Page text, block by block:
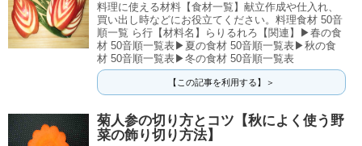
料理に使える材料【食材一覧】献立作成や仕入れ、
買い出し時などにお役立てください。料理食材 50音
順一覧 ら行【材料名】らりるれろ【関連】▶春の食
材 50音順一覧表▶夏の食材 50音順一覧表▶秋の食
材 50音順一覧表▶冬の食材 50音順一覧表
【この記事を利用する】＞
菊人参の切り方とコツ【秋によく使う野
菜の飾り切り方法】